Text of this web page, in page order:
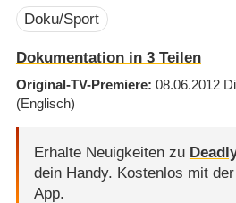
Doku/Sport
Dokumentation in 3 Teilen
Original-TV-Premiere 08.06.2012
(Englisch)
Erhalte Neuigkeiten zu
dein Handy. Kostenlos mit der
App.